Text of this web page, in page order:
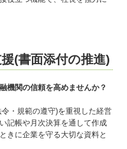
(書面添付の推進)
機関の信頼を高めませんか？
・規範の遵守)を重視した経営
記帳や月次決算を通して作成
きに企業を守る大切な資料と